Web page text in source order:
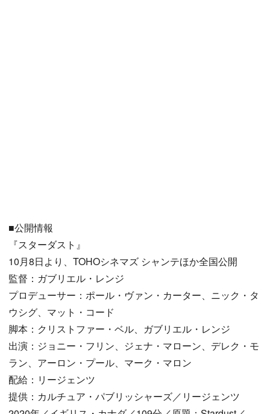
■公開情報
『スターダスト』
10月8日より、TOHOシネマズ シャンテほか全国公開
監督：ガブリエル・レンジ
プロデューサー：ポール・ヴァン・カーター、ニック・タ
ウシグ、マット・コード
脚本：クリストファー・ベル、ガブリエル・レンジ
出演：ジョニー・フリン、ジェナ・マローン、デレク・モ
ラン、アーロン・プール、マーク・マロン
配給：リージェンツ
提供：カルチュア・パブリッシャーズ／リージェンツ